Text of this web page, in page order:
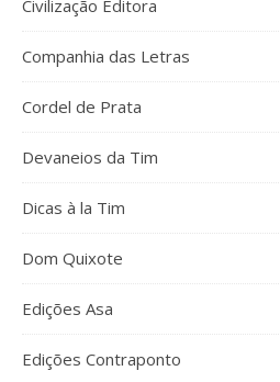
Civilização Editora
Companhia das Letras
Cordel de Prata
Devaneios da Tim
Dicas à la Tim
Dom Quixote
Edições Asa
Edições Contraponto